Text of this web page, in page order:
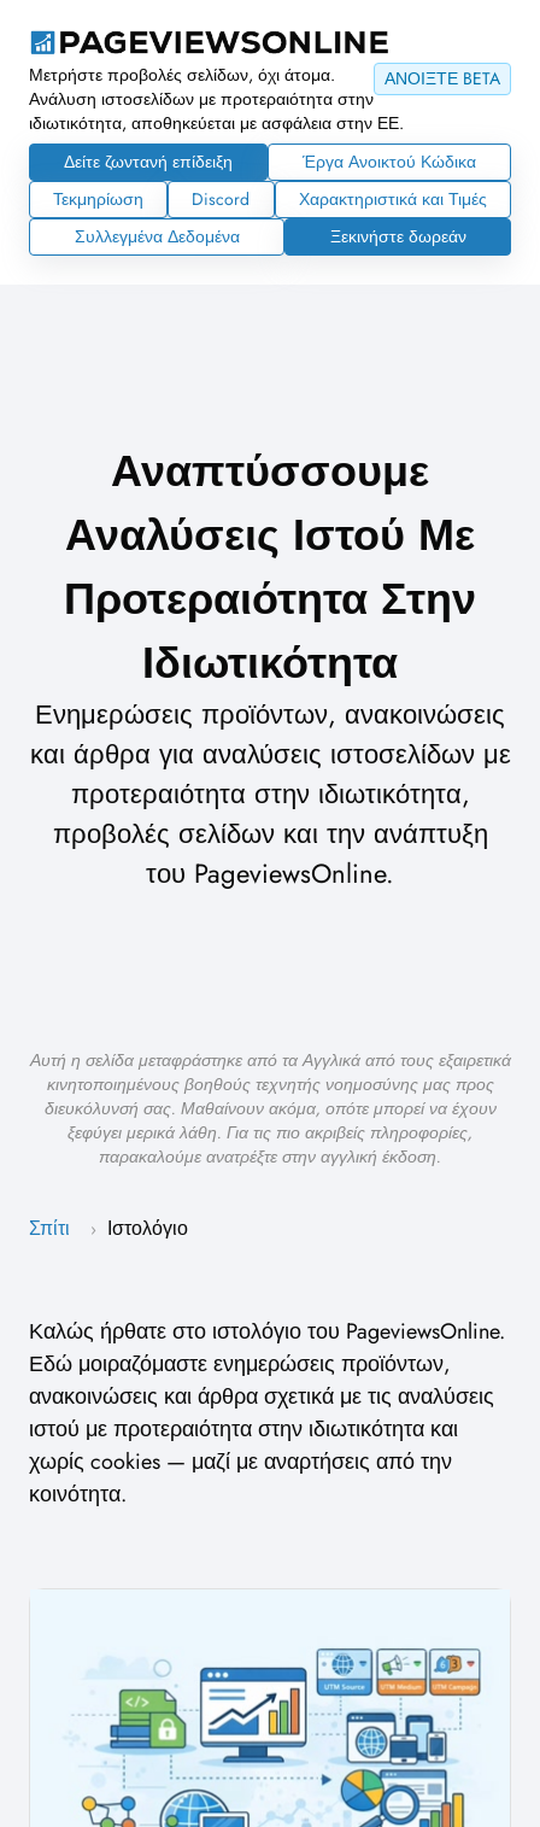
ΑΝΟΙΞΤΕ BETA
Μετρήστε προβολές σελίδων, όχι άτομα.
Ανάλυση ιστοσελίδων με προτεραιότητα στην
ιδιωτικότητα, αποθηκεύεται με ασφάλεια στην ΕΕ.
Δείτε ζωντανή επίδειξη
Έργα Ανοικτού Κώδικα
Τεκμηρίωση
Discord
Χαρακτηριστικά και Τιμές
Συλλεγμένα Δεδομένα
Ξεκινήστε δωρεάν
Αναπτύσσουμε
Αναλύσεις Ιστού Με
Προτεραιότητα Στην
Ιδιωτικότητα
Ενημερώσεις προϊόντων, ανακοινώσεις
και άρθρα για αναλύσεις ιστοσελίδων με
προτεραιότητα στην ιδιωτικότητα,
προβολές σελίδων και την ανάπτυξη
του PageviewsOnline.
Αυτή η σελίδα μεταφράστηκε από τα Αγγλικά από τους εξαιρετικά
κινητοποιημένους βοηθούς τεχνητής νοημοσύνης μας προς
διευκόλυνσή σας. Μαθαίνουν ακόμα, οπότε μπορεί να έχουν
ξεφύγει μερικά λάθη. Για τις πιο ακριβείς πληροφορίες,
παρακαλούμε ανατρέξτε στην αγγλική έκδοση.
Σπίτι › Ιστολόγιο
Καλώς ήρθατε στο ιστολόγιο του PageviewsOnline.
Εδώ μοιραζόμαστε ενημερώσεις προϊόντων,
ανακοινώσεις και άρθρα σχετικά με τις αναλύσεις
ιστού με προτεραιότητα στην ιδιωτικότητα και
χωρίς cookies — μαζί με αναρτήσεις από την
κοινότητα.